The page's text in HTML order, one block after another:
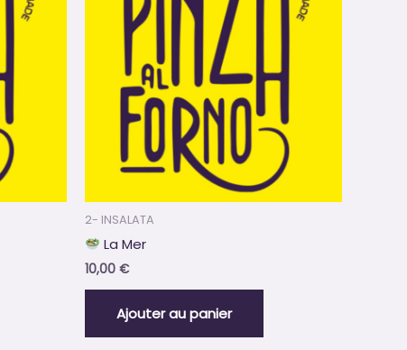
2- INSALATA
La Mer
10,00 €
Ajouter au panier